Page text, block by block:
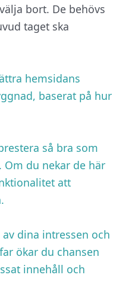
bort. De behövs
taget ska
hemsidans
baserat på hur
så bra som
du nekar de här
att
dina intressen och
ökar du chansen
innehåll och